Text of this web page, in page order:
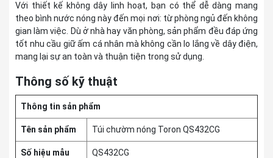
Với thiết kế không dây linh hoạt, bạn có thể dễ dàng mang
theo bình nước nóng này đến mọi nơi: từ phòng ngủ đến không
gian làm việc. Dù ở nhà hay văn phòng, sản phẩm đều đáp ứng
tốt nhu cầu giữ ấm cá nhân mà không cần lo lắng về dây điện,
mang lại sự an toàn và thuận tiện trong sử dụng.
Thông số kỹ thuật
Thông tin sản phẩm
Tên sản phẩm Túi chườm nóng Toron QS432CG
Số hiệu mẫu QS432CG